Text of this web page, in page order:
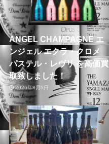
ANGEL CHAMPAGNE エ
ンジェル エクラ・クロメ
パステル・レヴリ を高価買
取致しました！
2026年8月5日